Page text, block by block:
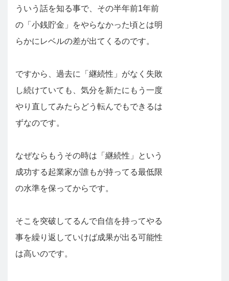
ういう話を知る事で、その半年前1年前
の「小銭貯金」をやらなかった頃とは明
らかにレベルの差が出てくるのです。
ですから、過去に「継続性」がなく失敗
し続けていても、気分を新たにもう一度
やり直してみたらどう転んでもできるは
ずなのです。
なぜならもうその時は「継続性」という
成功する起業家が誰もが持ってる最低限
の水準を保ってからです。
そこを突破してるんで自信を持ってやる
事を繰り返していけば成果が出る可能性
は高いのです。